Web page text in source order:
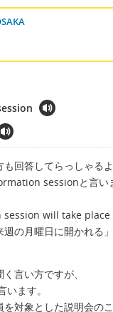
回答してらっしゃるよ
sessionと言い
will take place
週の月曜日に開かれる」
言い方ですが、
ます。
対象とした説明会のこ